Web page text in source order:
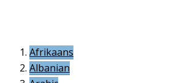
Afrikaans
Albanian